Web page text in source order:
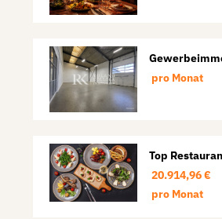
Büro in Lübeck
pro Monat
Top
20.914,96 €
pro Monat